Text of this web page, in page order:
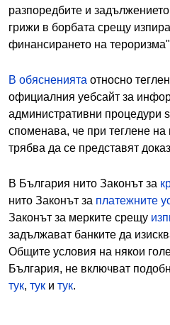
разпоредбите и
грижи в борбата срещу
финансирането на
В обясненията относно
официалния уебсайт за
административни процедури
споменава, че при теглене на
трябва да се представят
В България нито Законът за
нито Законът за платежните
Законът за мерките срещу
задължават банките да
Общите условия на някои
България, не включват
тук, тук и тук.